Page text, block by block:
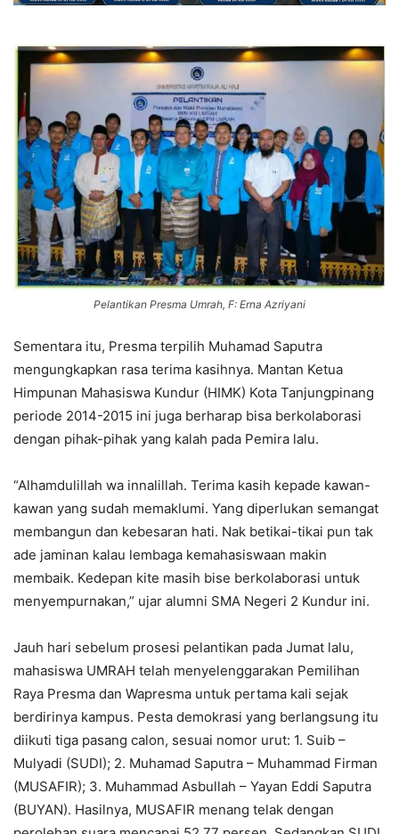
Pelantikan Presma Umrah, F: Erna Azriyani
Sementara itu, Presma terpilih Muhamad Saputra
mengungkapkan rasa terima kasihnya. Mantan Ketua
Himpunan Mahasiswa Kundur (HIMK) Kota Tanjungpinang
periode 2014-2015 ini juga berharap bisa berkolaborasi
dengan pihak-pihak yang kalah pada Pemira lalu.
“Alhamdulillah wa innalillah. Terima kasih kepade kawan-
kawan yang sudah memaklumi. Yang diperlukan semangat
membangun dan kebesaran hati. Nak betikai-tikai pun tak
ade jaminan kalau lembaga kemahasiswaan makin
membaik. Kedepan kite masih bise berkolaborasi untuk
menyempurnakan,” ujar alumni SMA Negeri 2 Kundur ini.
Jauh hari sebelum prosesi pelantikan pada Jumat lalu,
mahasiswa UMRAH telah menyelenggarakan Pemilihan
Raya Presma dan Wapresma untuk pertama kali sejak
berdirinya kampus. Pesta demokrasi yang berlangsung itu
diikuti tiga pasang calon, sesuai nomor urut: 1. Suib –
Mulyadi (SUDI); 2. Muhamad Saputra – Muhammad Firman
(MUSAFIR); 3. Muhammad Asbullah – Yayan Eddi Saputra
(BUYAN). Hasilnya, MUSAFIR menang telak dengan